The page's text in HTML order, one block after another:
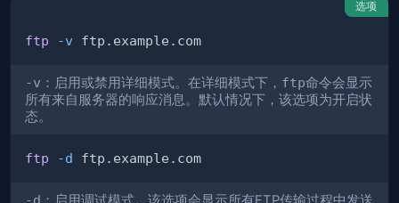
选项
ftp -v
-v ：启用或禁用详细模式。在详细模式下， ftp命令会显示
所有来自服务器的响应消息。默认情况下，该选项为开启状
态。
ftp -d
-d